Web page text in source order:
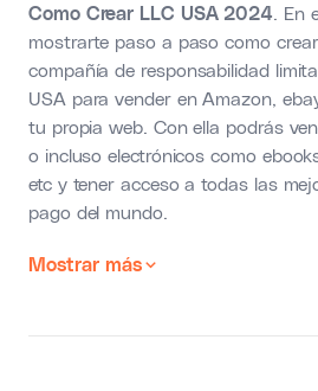
Como Crear LLC USA 2024 .
mostrarte paso a paso como
compañía de responsabilidad
USA para vender en Amazon,
tu propia web. Con ella podrás
o incluso electrónicos como
etc y tener acceso a todas las
pago del mundo.
Mostrar más